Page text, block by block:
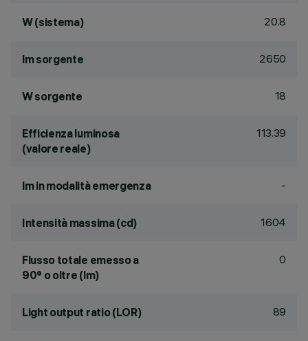
W (sistema) 20.8
lm sorgente 2650
W sorgente 18
Efficienza luminosa
(valore reale)
113.39
lm in modalità emergenza -
Intensità massima (cd) 1604
Flusso totale emesso a
90° o oltre (lm)
0
Light output ratio (LOR) 89